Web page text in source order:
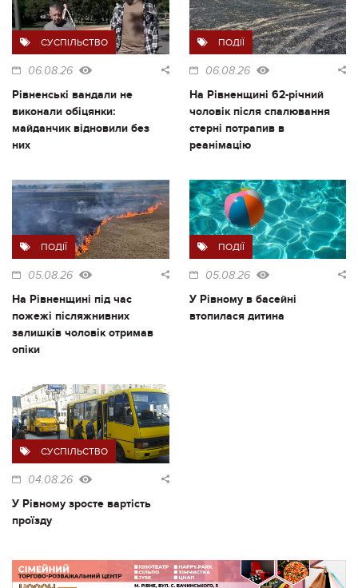
СУСПІЛЬСТВО
06.08.26
Рівненські вандали не
виконали обіцянки:
майданчик відновили без
них
ПОДІЇ
06.08.26
На Рівненщині 62-річний
чоловік після спалювання
стерні потрапив в
реанімацію
ПОДІЇ
05.08.26
На Рівненщині під час
пожежі післяжнивних
залишків чоловік отримав
опіки
ПОДІЇ
05.08.26
У Рівному в басейні
втопилася дитина
СУСПІЛЬСТВО
04.08.26
У Рівному зросте вартість
проїзду